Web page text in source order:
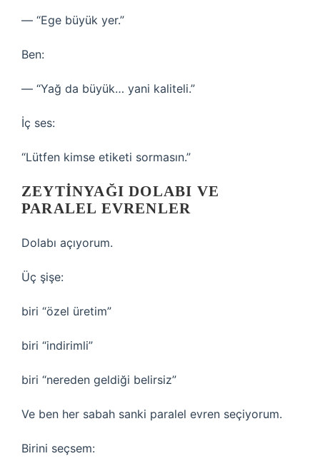
— “Ege büyük yer.”
Ben:
— “Yağ da büyük… yani kaliteli.”
İç ses:
“Lütfen kimse etiketi sormasın.”
ZEYTINYAĞI DOLABI VE
PARALEL EVRENLER
Dolabı açıyorum.
Üç şişe:
biri “özel üretim”
biri “indirimli”
biri “nereden geldiği belirsiz”
Ve ben her sabah sanki paralel evren seçiyorum.
Birini seçsem: